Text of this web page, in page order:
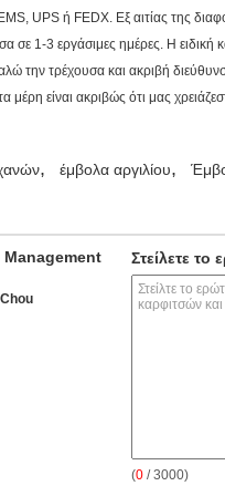
UPS ή FEDX. Εξ αιτίας της
σε 1-3 εργάσιμες ημέρες. Η
την τρέχουσα και ακριβή
τα μέρη είναι ακριβώς ότι μας
, έμβολα αργιλίου,
Στείλετε
(0 / 3000)